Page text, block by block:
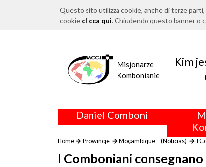
Questo sito utilizza cookie, anche di terze
cookie clicca qui. Chiudendo questo banner o
Misjonarze
Kombonianie
Kim
Daniel Comboni
Home Prowincje Moçambique – (Notícias) I
I Comboniani